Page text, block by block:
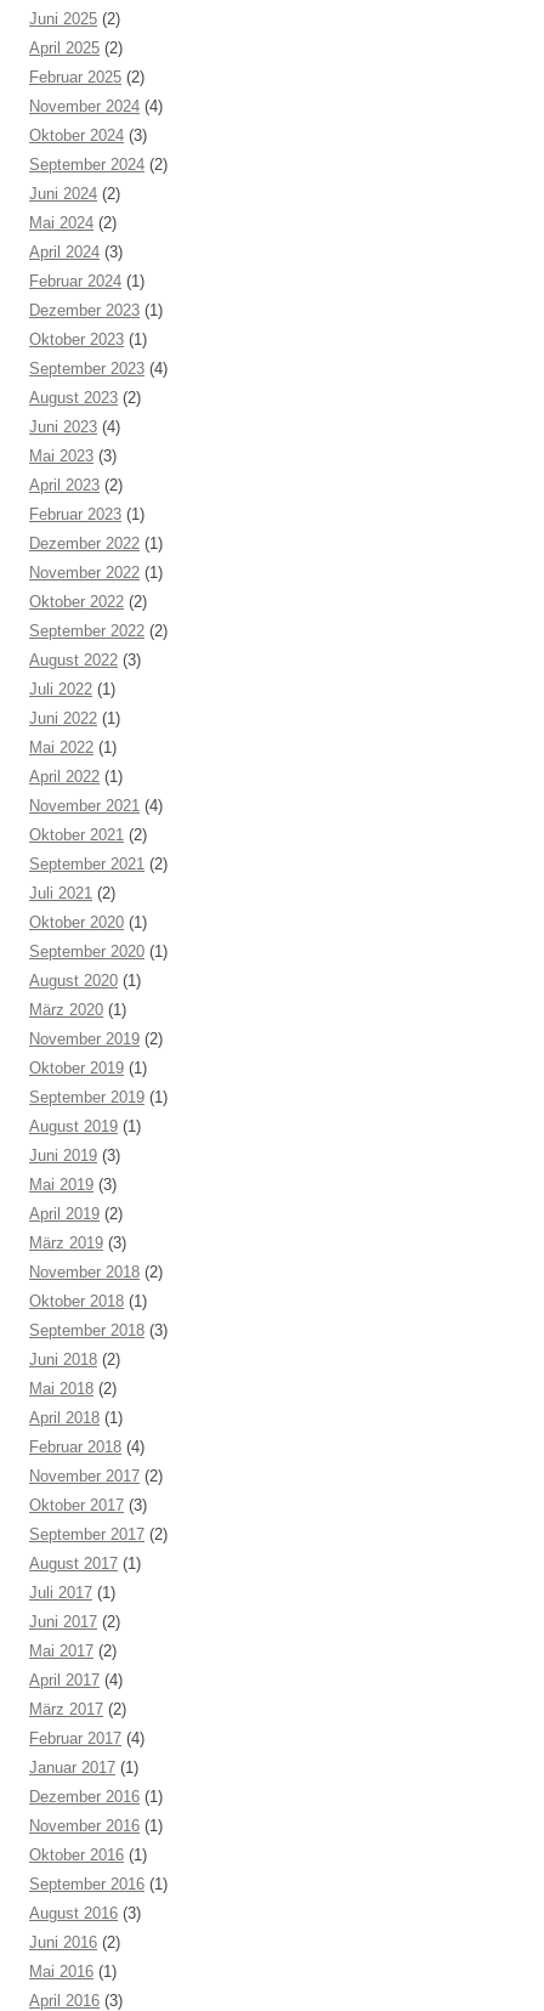
Juni 2025 (2)
April 2025 (2)
Februar 2025 (2)
November 2024 (4)
Oktober 2024 (3)
September 2024 (2)
Juni 2024 (2)
Mai 2024 (2)
April 2024 (3)
Februar 2024 (1)
Dezember 2023 (1)
Oktober 2023 (1)
September 2023 (4)
August 2023 (2)
Juni 2023 (4)
Mai 2023 (3)
April 2023 (2)
Februar 2023 (1)
Dezember 2022 (1)
November 2022 (1)
Oktober 2022 (2)
September 2022 (2)
August 2022 (3)
Juli 2022 (1)
Juni 2022 (1)
Mai 2022 (1)
April 2022 (1)
November 2021 (4)
Oktober 2021 (2)
September 2021 (2)
Juli 2021 (2)
Oktober 2020 (1)
September 2020 (1)
August 2020 (1)
März 2020 (1)
November 2019 (2)
Oktober 2019 (1)
September 2019 (1)
August 2019 (1)
Juni 2019 (3)
Mai 2019 (3)
April 2019 (2)
März 2019 (3)
November 2018 (2)
Oktober 2018 (1)
September 2018 (3)
Juni 2018 (2)
Mai 2018 (2)
April 2018 (1)
Februar 2018 (4)
November 2017 (2)
Oktober 2017 (3)
September 2017 (2)
August 2017 (1)
Juli 2017 (1)
Juni 2017 (2)
Mai 2017 (2)
April 2017 (4)
März 2017 (2)
Februar 2017 (4)
Januar 2017 (1)
Dezember 2016 (1)
November 2016 (1)
Oktober 2016 (1)
September 2016 (1)
August 2016 (3)
Juni 2016 (2)
Mai 2016 (1)
April 2016 (3)